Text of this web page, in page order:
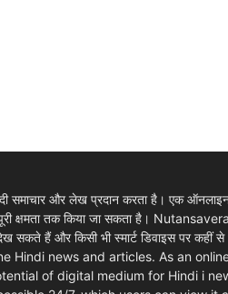
समाचार और लेख प्रदान करता है। एक ऑनलाइन
क्षमता तक किया जा सकता है।
देख सकते हैं और किसी भी स्मार्ट डिवाइस
Hindi news and articles. As an
of digital medium for Hindi i